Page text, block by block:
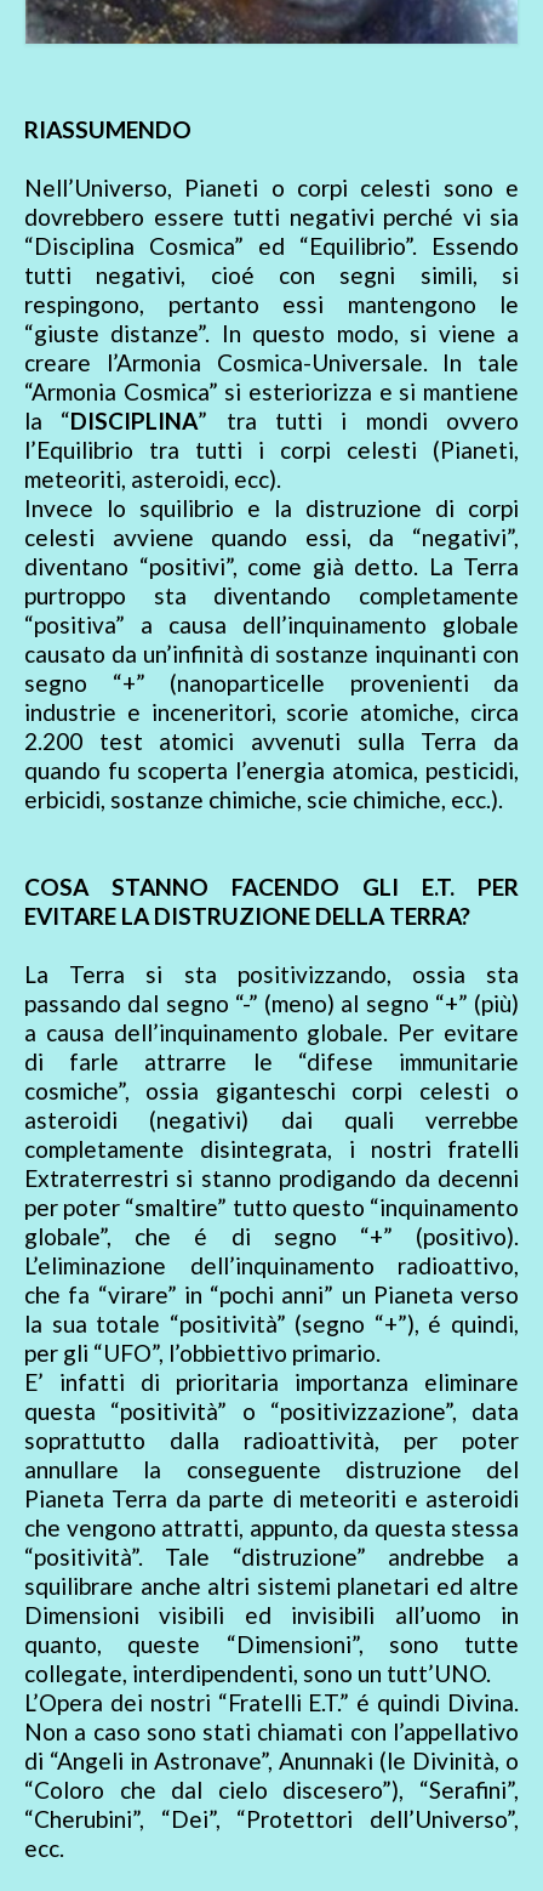
RIASSUMENDO
Nell’Universo, Pianeti o corpi celesti sono e
dovrebbero essere tutti negativi perché vi sia
“Disciplina Cosmica” ed “Equilibrio”. Essendo
tutti negativi, cioé con segni simili, si
respingono, pertanto essi mantengono le
“giuste distanze”. In questo modo, si viene a
creare l’Armonia Cosmica-Universale. In tale
“Armonia Cosmica” si esteriorizza e si mantiene
la “DISCIPLINA” tra tutti i mondi ovvero
l’Equilibrio tra tutti i corpi celesti (Pianeti,
meteoriti, asteroidi, ecc).
Invece lo squilibrio e la distruzione di corpi
celesti avviene quando essi, da “negativi”,
diventano “positivi”, come già detto. La Terra
purtroppo sta diventando completamente
“positiva” a causa dell’inquinamento globale
causato da un’infinità di sostanze inquinanti con
segno “+” (nanoparticelle provenienti da
industrie e inceneritori, scorie atomiche, circa
2.200 test atomici avvenuti sulla Terra da
quando fu scoperta l’energia atomica, pesticidi,
erbicidi, sostanze chimiche, scie chimiche, ecc.).
COSA STANNO FACENDO GLI E.T. PER
EVITARE LA DISTRUZIONE DELLA TERRA?
La Terra si sta positivizzando, ossia sta
passando dal segno “-” (meno) al segno “+” (più)
a causa dell’inquinamento globale. Per evitare
di farle attrarre le “difese immunitarie
cosmiche”, ossia giganteschi corpi celesti o
asteroidi (negativi) dai quali verrebbe
completamente disintegrata, i nostri fratelli
Extraterrestri si stanno prodigando da decenni
per poter “smaltire” tutto questo “inquinamento
globale”, che é di segno “+” (positivo).
L’eliminazione dell’inquinamento radioattivo,
che fa “virare” in “pochi anni” un Pianeta verso
la sua totale “positività” (segno “+”), é quindi,
per gli “UFO”, l’obbiettivo primario.
E’ infatti di prioritaria importanza eliminare
questa “positività” o “positivizzazione”, data
soprattutto dalla radioattività, per poter
annullare la conseguente distruzione del
Pianeta Terra da parte di meteoriti e asteroidi
che vengono attratti, appunto, da questa stessa
“positività”. Tale “distruzione” andrebbe a
squilibrare anche altri sistemi planetari ed altre
Dimensioni visibili ed invisibili all’uomo in
quanto, queste “Dimensioni”, sono tutte
collegate, interdipendenti, sono un tutt’UNO.
L’Opera dei nostri “Fratelli E.T.” é quindi Divina.
Non a caso sono stati chiamati con l’appellativo
di “Angeli in Astronave”, Anunnaki (le Divinità, o
“Coloro che dal cielo discesero”), “Serafini”,
“Cherubini”, “Dei”, “Protettori dell’Universo”,
ecc.